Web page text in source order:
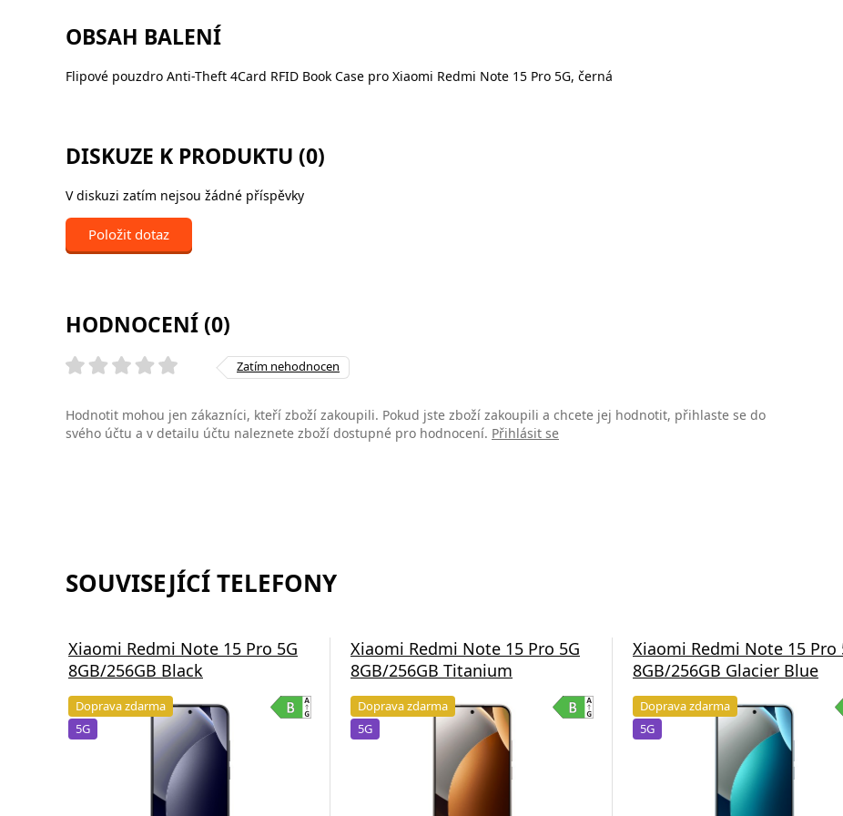
OBSAH BALENÍ
Flipové pouzdro Anti-Theft 4Card RFID Book Case pro Xiaomi Redmi Note 15 Pro 5G, černá
DISKUZE K PRODUKTU (0)
V diskuzi zatím nejsou žádné příspěvky
Položit dotaz
HODNOCENÍ (0)
Zatím nehodnocen
Hodnotit mohou jen zákazníci, kteří zboží zakoupili. Pokud jste zboží zakoupili a chcete jej hodnotit, přihlaste se do
svého účtu a v detailu účtu naleznete zboží dostupné pro hodnocení. Přihlásit se
SOUVISEJÍCÍ TELEFONY
Xiaomi Redmi Note 15 Pro 5G
8GB/256GB Black
Doprava zdarma
5G
Xiaomi Redmi Note 15 Pro 5G
8GB/256GB Titanium
Doprava zdarma
5G
Xiaomi Redmi Note 15 Pro
8GB/256GB Glacier Blue
Doprava zdarma
5G